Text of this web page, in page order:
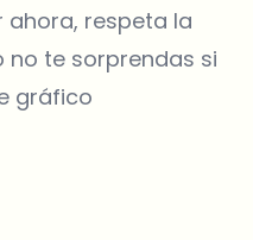
ahora, respeta la
te sorprendas si
gráfico